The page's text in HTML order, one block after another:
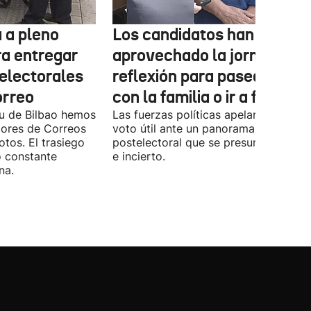
pleno
entregar
de Bilbao hemos
de Correos
El trasiego
constante
Los candidatos han
aprovechado la jornada de
reflexión para pasear,
con la familia o ir a fiestas
Las fuerzas políticas apelaron ayer al
voto útil ante un panorama
postelectoral que se presume
e incierto.